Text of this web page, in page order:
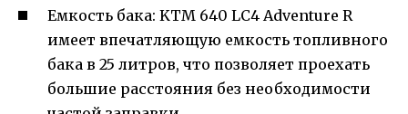
Емкость бака: KTM 640 LC4 Adventure R
имеет впечатляющую емкость топливного
бака в 25 литров, что позволяет проехать
большие расстояния без необходимости